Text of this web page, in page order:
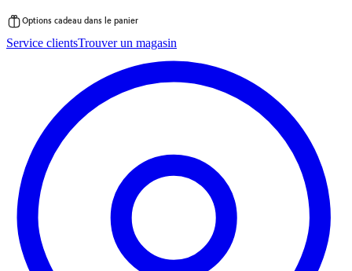
au
Options cadeau dans le panier
Service clientsTrouver un magasin